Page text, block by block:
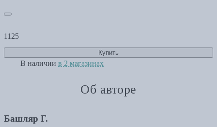
1125
Купить
В наличии в 2 магазинах
Об авторе
Башляр Г.